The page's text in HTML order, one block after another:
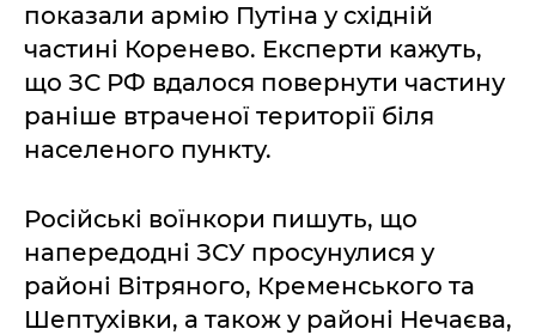
показали армію Путіна у східній
частині Коренево. Експерти кажуть,
що ЗС РФ вдалося повернути частину
раніше втраченої території біля
населеного пункту.
Російські воїнкори пишуть, що
напередодні ЗСУ просунулися у
районі Вітряного, Кременського та
Шептухівки, а також у районі Нечаєва,